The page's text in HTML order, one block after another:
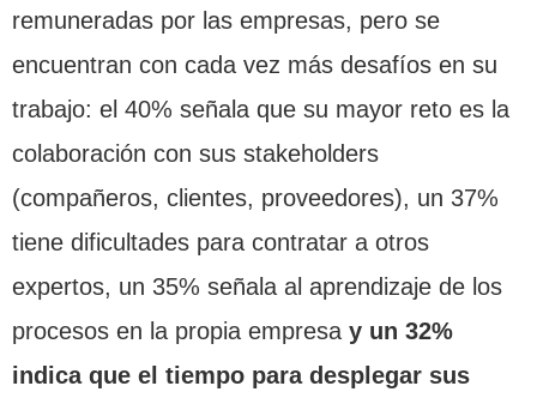
remuneradas por las empresas, pero se
encuentran con cada vez más desafíos en su
trabajo: el 40% señala que su mayor reto es la
colaboración con sus stakeholders
(compañeros, clientes, proveedores), un 37%
tiene dificultades para contratar a otros
expertos, un 35% señala al aprendizaje de los
procesos en la propia empresa y un 32%
indica que el tiempo para desplegar sus